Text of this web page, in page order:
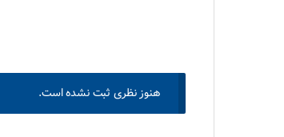
هنوز نظری ثبت نشده است.